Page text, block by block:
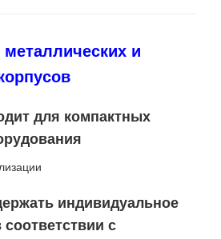
и
для компактных
индивидуальное
с